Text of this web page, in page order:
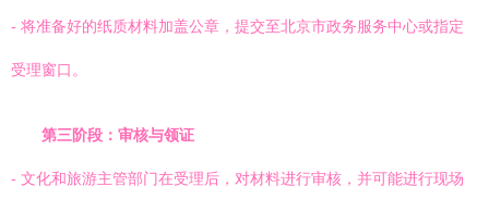
- 将准备好的纸质材料加盖公章，提交至北京市政务服务中心或指定
受理窗口。
第三阶段：审核与领证
- 文化和旅游主管部门在受理后，对材料进行审核，并可能进行现场